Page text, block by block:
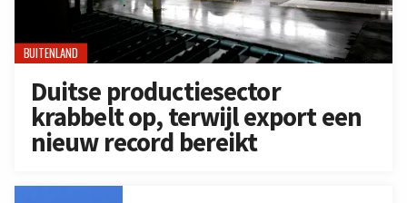
BUITENLAND
Duitse productiesector
krabbelt op, terwijl export een
nieuw record bereikt